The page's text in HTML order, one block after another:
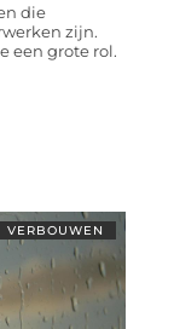
die
zijn.
een grote rol.
VERBOUWEN